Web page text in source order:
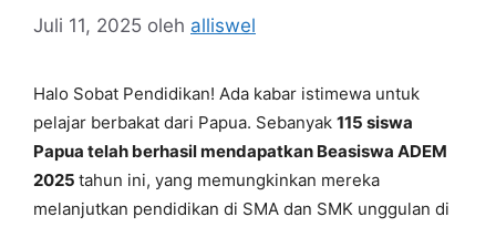
Juli 11, 2025 oleh alliswel
Halo Sobat Pendidikan! Ada kabar istimewa untuk
pelajar berbakat dari Papua. Sebanyak 115 siswa
Papua telah berhasil mendapatkan Beasiswa ADEM
2025 tahun ini, yang memungkinkan mereka
melanjutkan pendidikan di SMA dan SMK unggulan di